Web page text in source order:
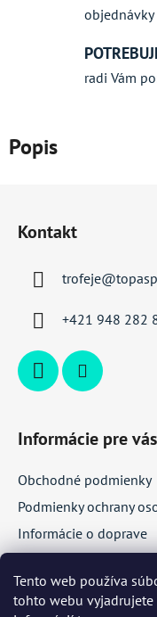
Tento web používa
tohto webu vyjadrujete
objednávky
radi Vám
Popis
Kontakt
trofeje@
+421 948 282
Informácie pre vás
Obchodné podmienky
Podmienky ochrany
Informácie o doprave